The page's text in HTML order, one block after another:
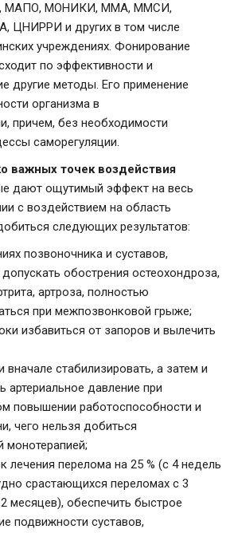
МАПО, МОНИКИ, ММА, ММСИ,
и других в том числе
учреждениях. Фонирование
по эффективности и
другие методы. Его применение
организма в
причем, без необходимости
саморегуляции.
важных точек воздействия
дают ощутимый эффект на весь
с воздействием на область
следующих результатов:
позвоночника и суставов,
обострения остеохондроза,
артроза, полностью
при межпозвонковой грыже;
избавиться от запоров и вылечить
вначале стабилизировать, а затем и
артериальное давление при
повышении работоспособности и
чего нельзя добиться
монотерапией;
лечения перелома на 25 % (с 4 недель
срастающихся переломах с 3
месяцев), обеспечить быстрое
подвижности суставов,